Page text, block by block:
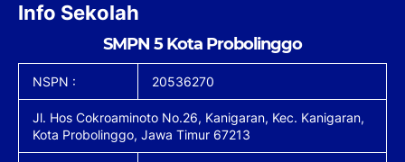
Info Sekolah
SMPN 5 Kota Probolinggo
NSPN : 20536270
Jl. Hos Cokroaminoto No.26, Kanigaran, Kec. Kanigaran,
Kota Probolinggo, Jawa Timur 67213